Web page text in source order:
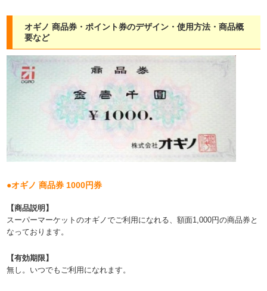
オギノ 商品券・ポイント券のデザイン・使用方法・商品概
要など
●オギノ 商品券 1000円券
【商品説明】
スーパーマーケットのオギノでご利用になれる、額面1,000円の商品券と
なっております。
【有効期限】
無し。いつでもご利用になれます。